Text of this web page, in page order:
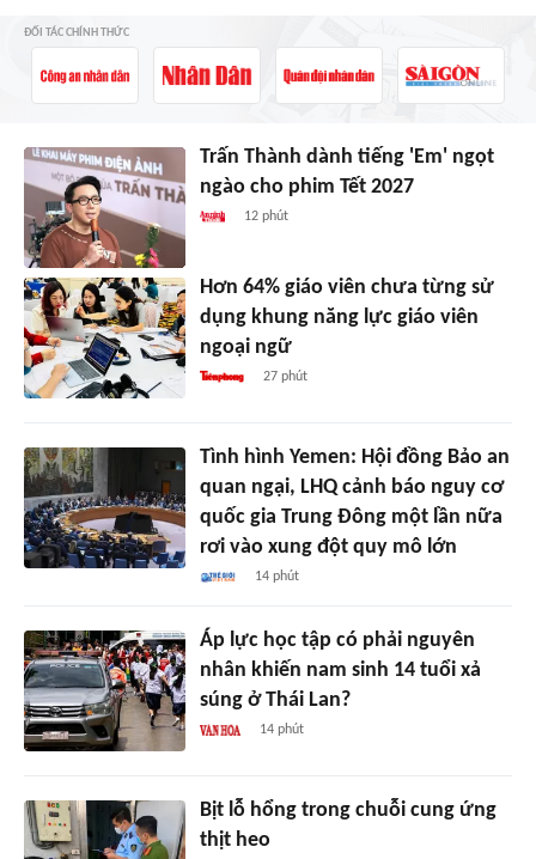
ĐỐI TÁC CHÍNH THỨC
Trấn Thành dành tiếng 'Em' ngọt
ngào cho phim Tết 2027
12 phút
Hơn 64% giáo viên chưa từng sử
dụng khung năng lực giáo viên
ngoại ngữ
27 phút
Tình hình Yemen: Hội đồng Bảo an
quan ngại, LHQ cảnh báo nguy cơ
quốc gia Trung Đông một lần nữa
rơi vào xung đột quy mô lớn
14 phút
Áp lực học tập có phải nguyên
nhân khiến nam sinh 14 tuổi xả
súng ở Thái Lan?
14 phút
Bịt lỗ hổng trong chuỗi cung ứng
thịt heo